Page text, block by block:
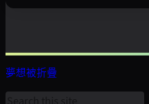
夢想被折疊